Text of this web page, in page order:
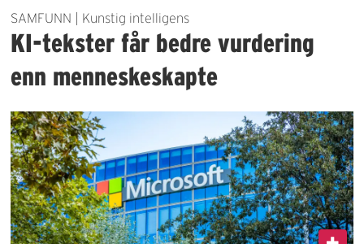
SAMFUNN | Kunstig intelligens
KI-tekster får bedre vurdering
enn menneskeskapte